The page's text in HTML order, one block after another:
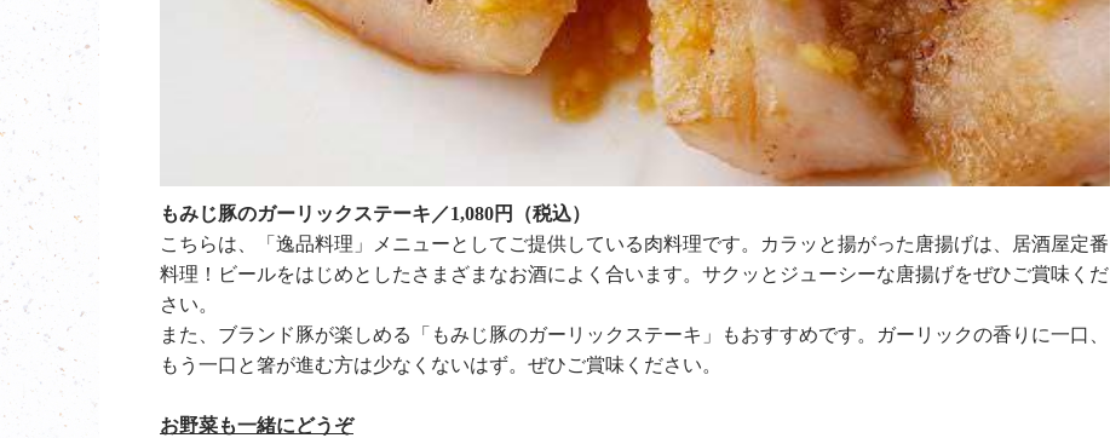
もみじ豚のガーリックステーキ／1,080円（税込）
こちらは、「逸品料理」メニューとしてご提供している肉料理です。カラッと揚がった唐揚げは、居酒屋定番
料理！ビールをはじめとしたさまざまなお酒によく合います。サクッとジューシーな唐揚げをぜひご賞味くだ
さい。
また、ブランド豚が楽しめる「もみじ豚のガーリックステーキ」もおすすめです。ガーリックの香りに一口、
もう一口と箸が進む方は少なくないはず。ぜひご賞味ください。
お野菜も一緒にどうぞ